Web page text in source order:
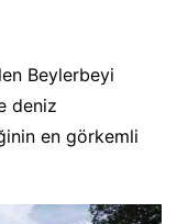
Beylerbeyi
deniz
en görkemli